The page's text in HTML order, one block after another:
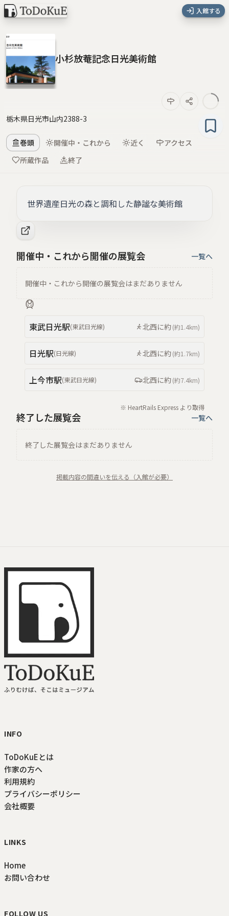
入館する
小杉放菴記念日光美術館
栃木県日光市山内2388-3
巻頭 開催中・これから 近く
アクセス
所蔵作品
終了
世界遺産日光の森と調和した静謐な美術館
開催中・これから開催の展覧会 一覧へ
開催中・これから開催の展覧会はまだありません
東武日光駅(東武日光線) 北西に約(約1.4km)
日光駅(日光線) 北西に約(約1.7km)
上今市駅(東武日光線) 北西に約(約7.4km)
※ HeartRails Express より取得
終了した展覧会 一覧へ
終了した展覧会はまだありません
掲載内容の間違いを伝える（入館が必要）
INFO
ToDoKuEとは
作家の方へ
利用規約
プライバシーポリシー
会社概要
LINKS
Home
お問い合わせ
FOLLOW US